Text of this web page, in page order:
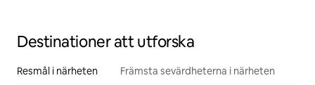
Destinationer att utforska
Resmål i närheten Främsta sevärdheterna i närheten